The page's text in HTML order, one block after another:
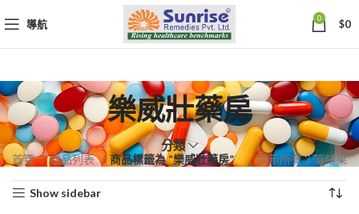
導航 0 $0
樂威壯藥房
分類
首頁 商品列表 商品標籤為 “樂威壯藥房” 顯示所有 3 筆結果依
Show sidebar